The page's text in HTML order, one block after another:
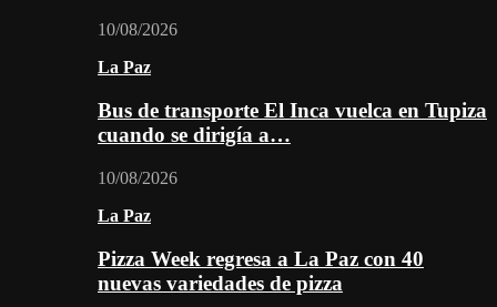
10/08/2026
La Paz
Bus de transporte El Inca vuelca en Tupiza
cuando se dirigía a…
10/08/2026
La Paz
Pizza Week regresa a La Paz con 40
nuevas variedades de pizza